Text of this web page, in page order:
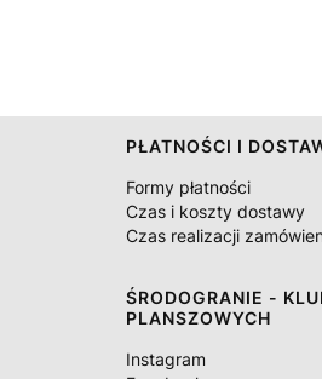
PŁATNOŚCI I
Formy płatności
Czas i koszty dostawy
Czas realizacji
ŚRODOGRANIE -
PLANSZOWYCH
Instagram